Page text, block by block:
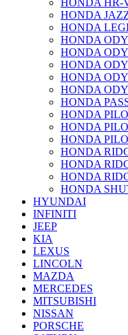
HONDA
HONDA
HONDA
HONDA
HONDA
HONDA
HONDA
HONDA
HONDA
HONDA
HONDA
HONDA
HONDA
HONDA
HONDA
HYUNDAI
INFINITI
JEEP
KIA
LEXUS
LINCOLN
MAZDA
MERCEDES
MITSUBISHI
NISSAN
PORSCHE